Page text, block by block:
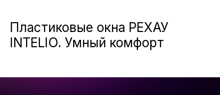
Пластиковые окна РЕХАУ
INTELIO. Умный комфорт